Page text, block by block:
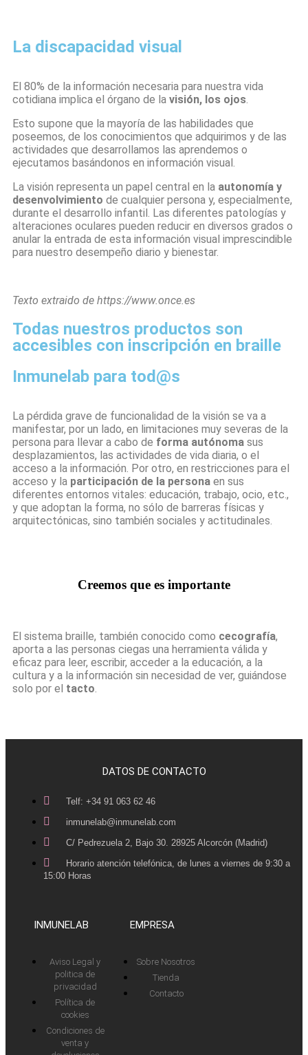
La discapacidad visual
El 80% de la información necesaria para nuestra vida
cotidiana implica el órgano de la visión, los ojos.
Esto supone que la mayoría de las habilidades que
poseemos, de los conocimientos que adquirimos y de las
actividades que desarrollamos las aprendemos o
ejecutamos basándonos en información visual.
La visión representa un papel central en la autonomía y
desenvolvimiento de cualquier persona y, especialmente,
durante el desarrollo infantil. Las diferentes patologías y
alteraciones oculares pueden reducir en diversos grados o
anular la entrada de esta información visual imprescindible
para nuestro desempeño diario y bienestar.
Texto extraido de https://www.once.es
Todas nuestros productos son
accesibles con inscripción en braille
Inmunelab para tod@s
La pérdida grave de funcionalidad de la visión se va a
manifestar, por un lado, en limitaciones muy severas de la
persona para llevar a cabo de forma autónoma sus
desplazamientos, las actividades de vida diaria, o el
acceso a la información. Por otro, en restricciones para el
acceso y la participación de la persona en sus
diferentes entornos vitales: educación, trabajo, ocio, etc.,
y que adoptan la forma, no sólo de barreras físicas y
arquitectónicas, sino también sociales y actitudinales.
Creemos que es importante
El sistema braille, también conocido como cecografía,
aporta a las personas ciegas una herramienta válida y
eficaz para leer, escribir, acceder a la educación, a la
cultura y a la información sin necesidad de ver, guiándose
solo por el tacto.
DATOS DE CONTACTO
Telf: +34 91 063 62 46
inmunelab@inmunelab.com
C/ Pedrezuela 2, Bajo 30. 28925 Alcorcón (Madrid)
Horario atención telefónica, de lunes a viernes de 9:30 a
15:00 Horas
INMUNELAB
Aviso Legal y
politica de
privacidad
Política de
cookies
Condiciones de
venta y
EMPRESA
Sobre Nosotros
Tienda
Contacto